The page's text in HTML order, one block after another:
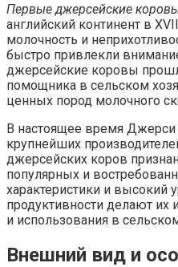
Первые джерсейские
английский континент в
молочность и
быстро привлекли
джерсейские коровы
помощника в сельском
ценных пород молочного
В настоящее время Джерси
крупнейших
джерсейских коров
популярных и
характеристики и высокий
продуктивности делают
и использования в
Внешний вид и